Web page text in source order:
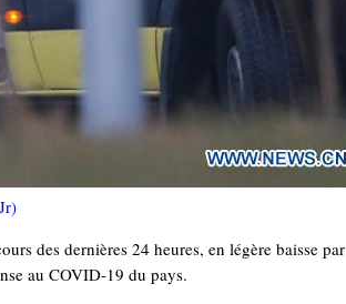
des dernières 24 heures, en légère baisse par
au COVID-19 du pays.